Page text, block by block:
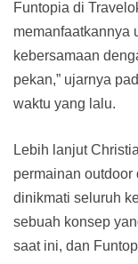
Funtopia di
memanfaatkannya
kebersamaan
pekan,” ujarnya
waktu yang lalu.
Lebih lanjut
permainan
dinikmati seluruh
sebuah konsep
saat ini, dan